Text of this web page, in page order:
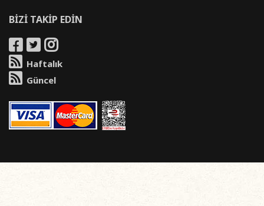
BİZİ TAKİP EDİN
Haftalık
Güncel